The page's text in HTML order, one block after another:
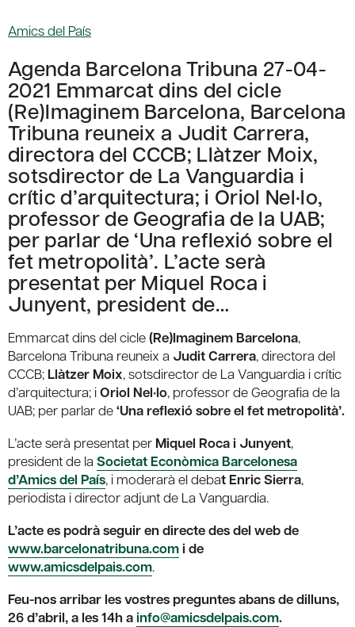
Amics del País
Agenda Barcelona Tribuna 27-04-
2021 Emmarcat dins del cicle
(Re)Imaginem Barcelona, Barcelona
Tribuna reuneix a Judit Carrera,
directora del CCCB; Llàtzer Moix,
sotsdirector de La Vanguardia i
crític d’arquitectura; i Oriol Nel·lo,
professor de Geografia de la UAB;
per parlar de ‘Una reflexió sobre el
fet metropolità’. L’acte serà
presentat per Miquel Roca i
Junyent, president de…
Emmarcat dins del cicle(Re)Imaginem Barcelona,
Barcelona Tribuna reuneix a Judit Carrera, directora del
CCCB; Llàtzer Moix, sotsdirector de La Vanguardia i crític
d’arquitectura; iOriol Nel·lo, professor de Geografia de la
UAB; per parlar de‘Una reflexió sobre el fet metropolità’.
L’acte serà presentat per Miquel Roca i Junyent,
president de la Societat Econòmica Barcelonesa
d’Amics del País, i moderarà el debat Enric Sierra,
periodista i director adjunt de La Vanguardia.
L’acte es podrà seguir en directe des del web de
www.barcelonatribuna.comi de
www.amicsdelpais.com.
Feu-nos arribar les vostres preguntes abans de dilluns,
26 d’abril, a les 14h ainfo@amicsdelpais.com.